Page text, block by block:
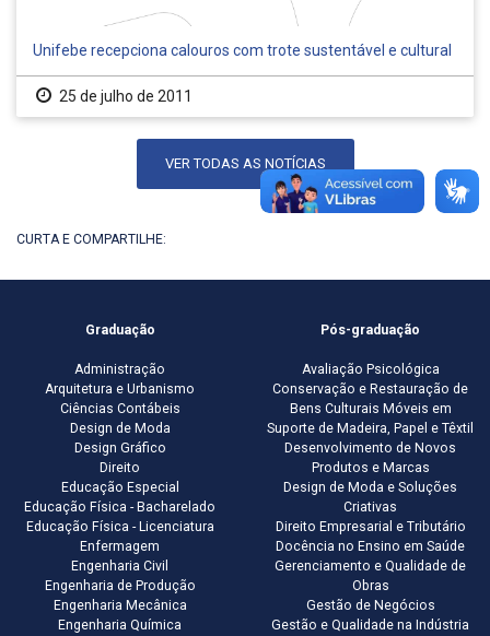
Unifebe recepciona calouros com trote sustentável e cultural
25 de julho de 2011
VER TODAS AS NOTÍCIAS
CURTA E COMPARTILHE:
Graduação
Administração
Arquitetura e Urbanismo
Ciências Contábeis
Design de Moda
Design Gráfico
Direito
Educação Especial
Educação Física - Bacharelado
Educação Física - Licenciatura
Enfermagem
Engenharia Civil
Engenharia de Produção
Engenharia Mecânica
Engenharia Química
Pós-graduação
Avaliação Psicológica
Conservação e Restauração de
Bens Culturais Móveis em
Suporte de Madeira, Papel e Têxtil
Desenvolvimento de Novos
Produtos e Marcas
Design de Moda e Soluções
Criativas
Direito Empresarial e Tributário
Docência no Ensino em Saúde
Gerenciamento e Qualidade de
Obras
Gestão de Negócios
Gestão e Qualidade na Indústria